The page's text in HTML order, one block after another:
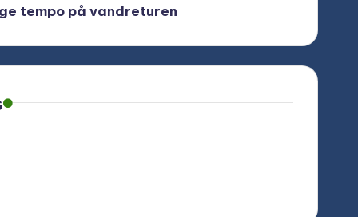
tempo på vandreturen